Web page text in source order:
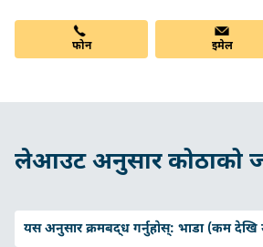
फोन इमेल
लेआउट अनुसार कोठाको
यस अनुसार क्रमबद्ध गर्नुहोस्: भाडा (कम देखि